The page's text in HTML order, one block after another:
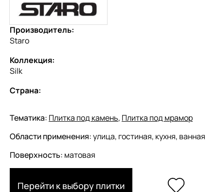
Производитель:
Staro
Коллекция:
Silk
Страна:
Тематика: Плитка под камень, Плитка под мрамор
Области применения:улица, гостиная, кухня, ванная
Поверхность: матовая
Перейти к выбору плитки